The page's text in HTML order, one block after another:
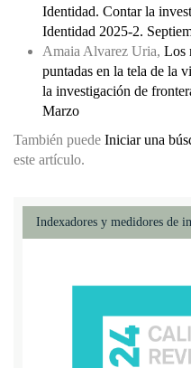
Identidad. Contar la
Identidad 2025-2.
Amaia Alvarez Uria, Los
puntadas en la tela de la
la investigación de
Marzo
También puede Iniciar una
este artículo.
Indexadores y medidores de